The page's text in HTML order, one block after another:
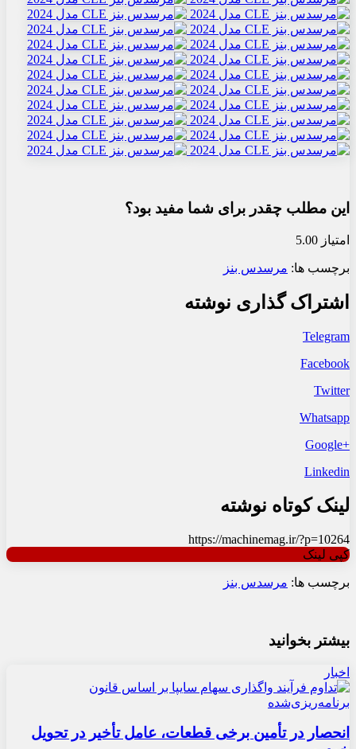
این مطلب چقدر برای شما مفید بود؟
امتیاز 5.00
برچسب ها: مرسدس بنز
اشتراک گذاری نوشته
Telegram
Facebook
Twitter
Whatsapp
+Google
Linkedin
لینک کوتاه نوشته
https://machinemag.ir/?p=10264
کپی لینک
برچسب ها: مرسدس بنز
بیشتر بخوانید
اخبار
انحصار در تأمین برخی قطعات، عامل تأخیر در تحویل